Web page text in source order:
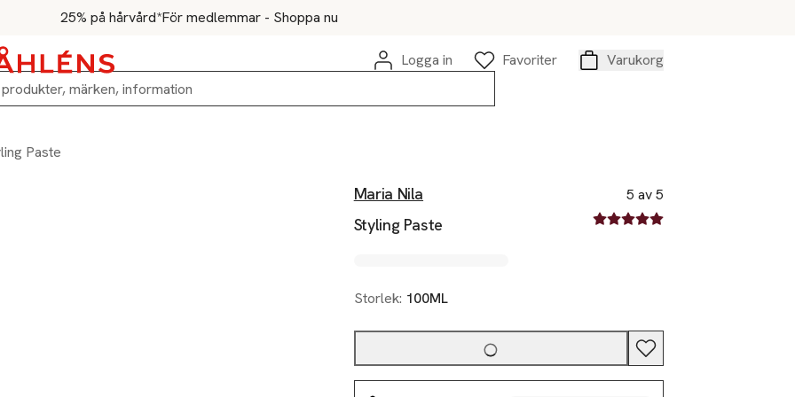
25% på hårvård*För medlemmar - Shoppa nu
Logga in
Favoriter
Varukorg
Paste
Maria Nila
Styling Paste
5 av 5
5 av fem stjärnor
Storlek: 100ML